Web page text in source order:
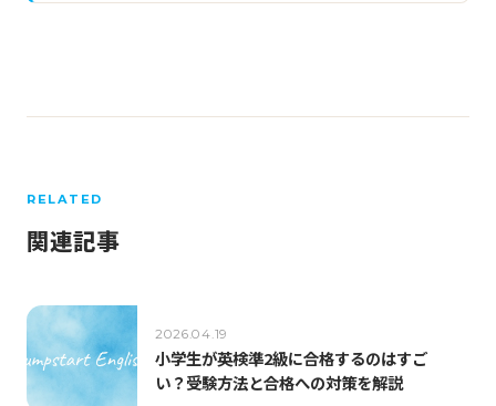
RELATED
関連記事
2026.04.19
小学生が英検準2級に合格するのはすご
い？受験方法と合格への対策を解説